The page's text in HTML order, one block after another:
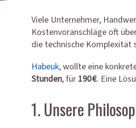
Viele Unternehmer,
Kostenvoranschläge oft
die technische Komplexität
Habeuk, wollte eine
Stunden, für 190 €. Eine
1. Unsere